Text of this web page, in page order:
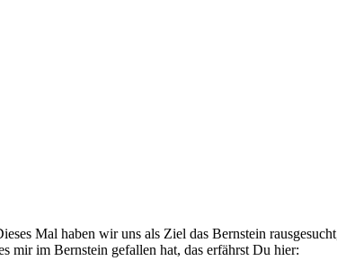
Mal haben wir uns als Ziel das Bernstein
mir im Bernstein gefallen hat, das erfährst Du hier: